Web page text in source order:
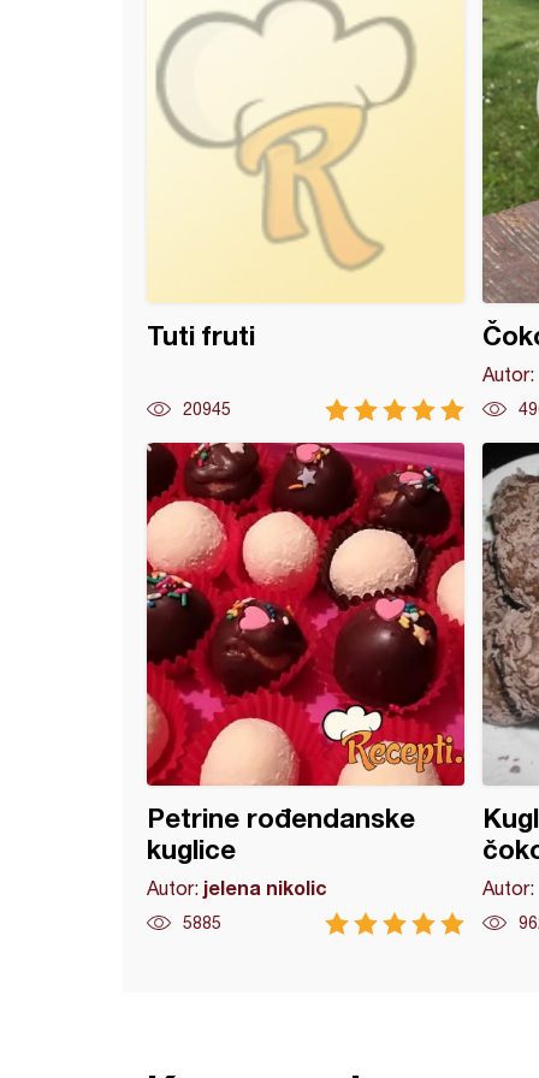
Tuti fruti
20945
Autor:
Petrine rođendanske
kuglice
Autor: jelena nikolic
5885
Autor: